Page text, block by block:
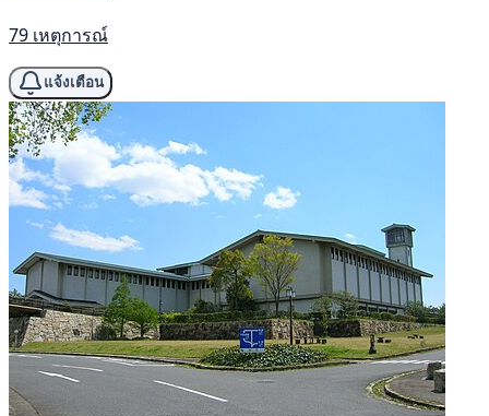
79 เหตุการณ์
แจ้งเตือน